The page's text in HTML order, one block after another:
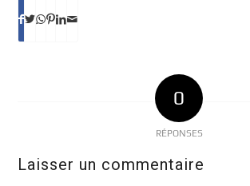
0
RÉPONSES
Laisser un commentaire